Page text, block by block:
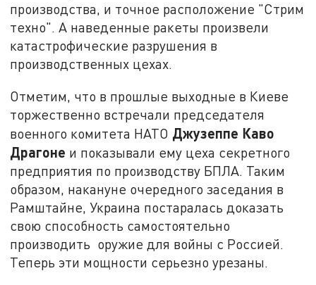
производства, и точное расположение "Стрим
техно". А наведенные ракеты произвели
катастрофические разрушения в
производственных цехах.
Отметим, что в прошлые выходные в Киеве
торжественно встречали председателя
военного комитета НАТО Джузеппе Каво
Драгоне и показывали ему цеха секретного
предприятия по производству БПЛА. Таким
образом, накануне очередного заседания в
Рамштайне, Украина постаралась доказать
свою способность самостоятельно
производить оружие для войны с Россией.
Теперь эти мощности серьезно урезаны.